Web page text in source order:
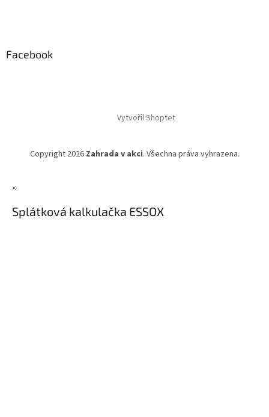
Facebook
Vytvořil Shoptet
Copyright 2026 Zahrada v akci. Všechna práva vyhrazena.
×
Splátková kalkulačka ESSOX